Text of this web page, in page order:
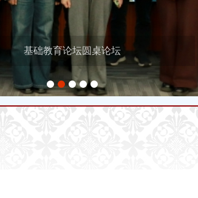
1 2 3 4 5
基础教育论坛圆桌论坛